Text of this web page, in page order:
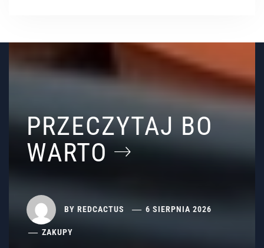
PRZECZYTAJ BO
WARTO
BY REDCACTUS 6 SIERPNIA 2026
ZAKUPY